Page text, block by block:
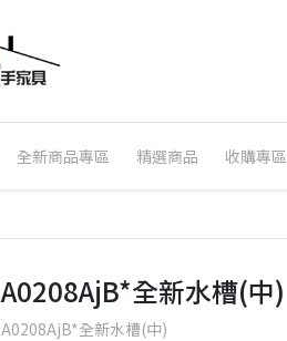
全新商品專區 精選商品 收購專區
A0208AjB*全新水槽(中)
A0208AjB*全新水槽(中)